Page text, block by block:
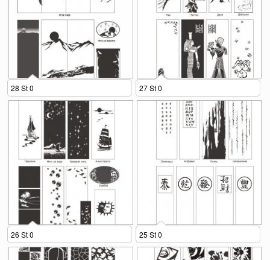
28 St 0 27 St 0
26 St 0 25 St 0